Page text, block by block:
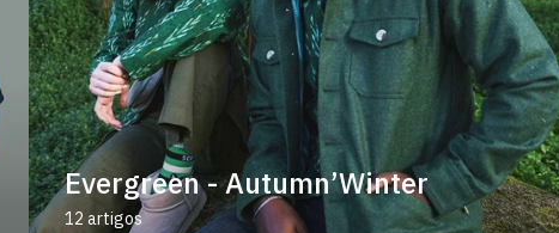
Evergreen - Autumn’Winter
12 artigos